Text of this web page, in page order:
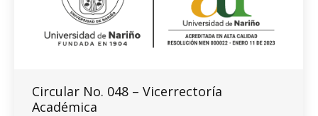
Circular No. 048 – Vicerrectoría
Académica